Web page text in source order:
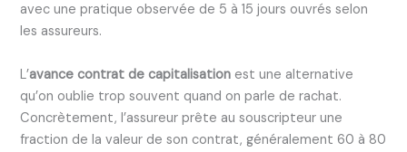
avec une pratique observée de 5 à 15 jours ouvrés selon
les assureurs.
L’avance contrat de capitalisation est une alternative
qu’on oublie trop souvent quand on parle de rachat.
Concrètement, l’assureur prête au souscripteur une
fraction de la valeur de son contrat, généralement 60 à 80